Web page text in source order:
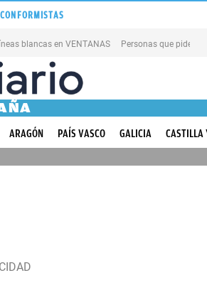
blancas en VENTANAS Personas que piden
ARAGÓN PAÍS VASCO GALICIA CASTILLA